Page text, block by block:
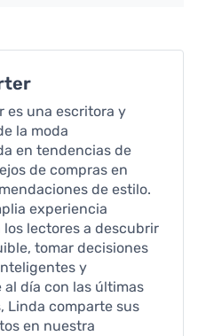
es una escritora y
la moda
en tendencias de
de compras en
de estilo.
experiencia
lectores a descubrir
tomar decisiones
y
al día con las últimas
Linda comparte sus
en nuestra